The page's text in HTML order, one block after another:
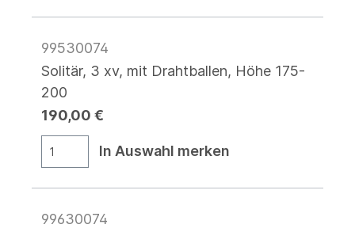
99530074
Solitär, 3 xv, mit Drahtballen, Höhe 175-
200
190,00 €
In Auswahl merken
99630074